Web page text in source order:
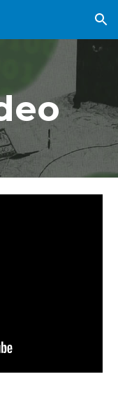
Skip to navigation